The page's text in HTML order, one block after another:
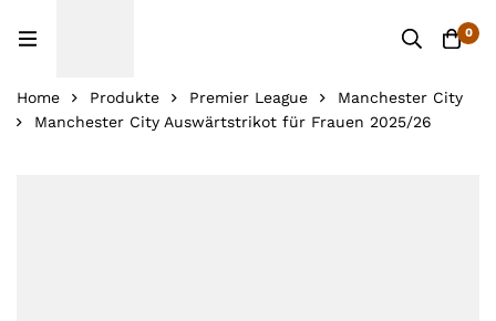
0
Home Produkte Premier League
Manchester City
Manchester City Auswärtstrikot für Frauen 2025/26